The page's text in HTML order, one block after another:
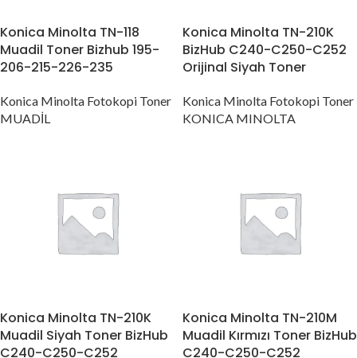
Konica Minolta TN-118
Muadil Toner Bizhub 195-
206-215-226-235
Konica Minolta Fotokopi Toner
MUADİL
Konica Minolta TN-210K
BizHub C240-C250-C252
Orijinal Siyah Toner
Konica Minolta Fotokopi Toner
KONICA MINOLTA
Konica Minolta TN-210K
Muadil Siyah Toner BizHub
C240-C250-C252
Konica Minolta TN-210M
Muadil Kırmızı Toner BizHub
C240-C250-C252